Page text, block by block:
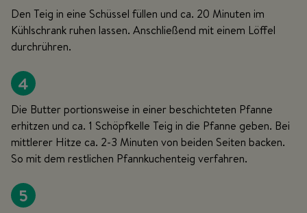
Den Teig in eine Schüssel füllen und ca. 20 Minuten im
Kühlschrank ruhen lassen. Anschließend mit einem Löffel
durchrühren.
4
Die Butter portionsweise in einer beschichteten Pfanne
erhitzen und ca. 1 Schöpfkelle Teig in die Pfanne geben. Bei
mittlerer Hitze ca. 2-3 Minuten von beiden Seiten backen.
So mit dem restlichen Pfannkuchenteig verfahren.
5